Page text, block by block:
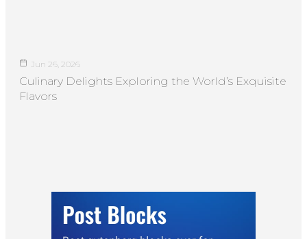
Jun 26, 2026
Culinary Delights Exploring the World’s Exquisite
Flavors